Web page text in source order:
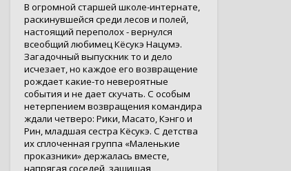
В огромной старшей школе-интернате,
раскинувшейся среди лесов и полей,
настоящий переполох - вернулся
всеобщий любимец Кёсукэ Нацумэ.
Загадочный выпускник то и дело
исчезает, но каждое его возвращение
рождает какие-то невероятные
события и не дает скучать. С особым
нетерпением возвращения командира
ждали четверо: Рики, Масато, Кэнго и
Рин, младшая сестра Кёсукэ. С детства
их сплоченная группа «Маленькие
проказники» держалась вместе,
напрягая соседей, защищая